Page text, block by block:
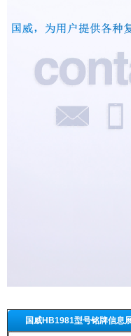
国威HB1981型号铭牌信息